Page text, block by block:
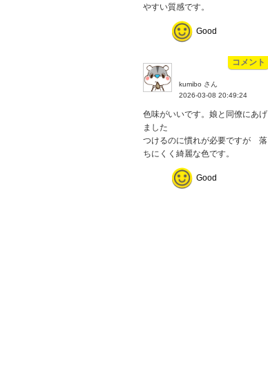
やすい質感です。
Good
コメント
kumibo さん
2026-03-08 20:49:24
色味がいいです。娘と同僚にあげ
ました
つけるのに慣れが必要ですが 落
ちにくく綺麗な色です。
Good